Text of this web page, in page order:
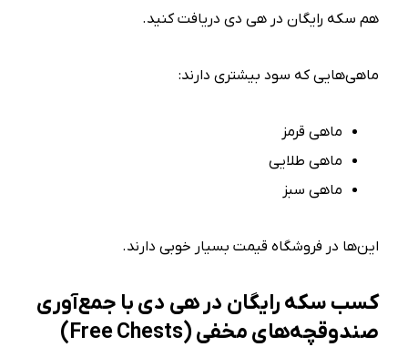
هم سکه رایگان در هی دی دریافت کنید.
ماهی‌هایی که سود بیشتری دارند:
ماهی قرمز
ماهی طلایی
ماهی سبز
این‌ها در فروشگاه قیمت بسیار خوبی دارند.
کسب سکه رایگان در هی دی با جمع‌آوری
صندوقچه‌های مخفی (Free Chests)